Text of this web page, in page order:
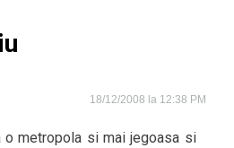
18/12/2008 la 12:38 PM
metropola si mai jegoasa si